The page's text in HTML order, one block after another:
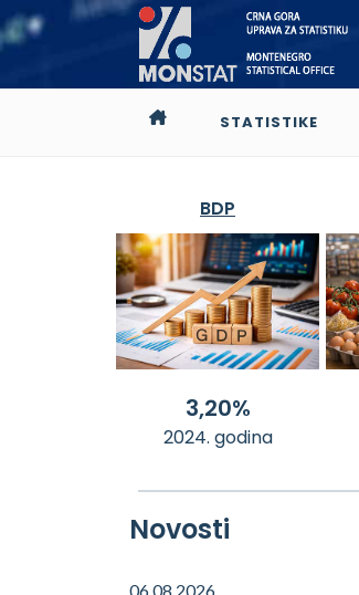
STATISTIKE
BDP
3,20%
2024. godina
Novosti
06.08.2026